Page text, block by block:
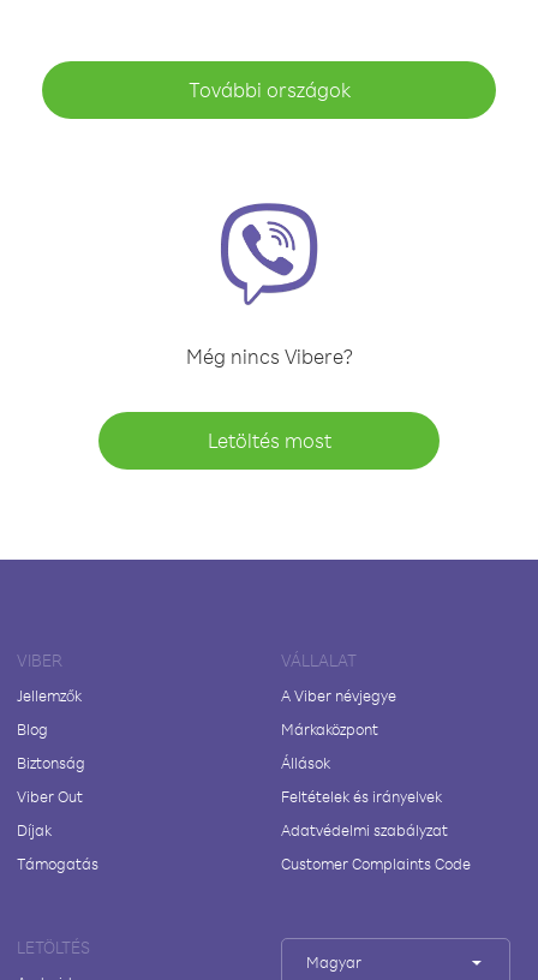
További országok
Még nincs Vibere?
Letöltés most
VIBER
Jellemzők
Blog
Biztonság
Viber Out
Díjak
Támogatás
VÁLLALAT
A Viber névjegye
Márkaközpont
Állások
Feltételek és irányelvek
Adatvédelmi szabályzat
Customer Complaints Code
LETÖLTÉS
Magyar